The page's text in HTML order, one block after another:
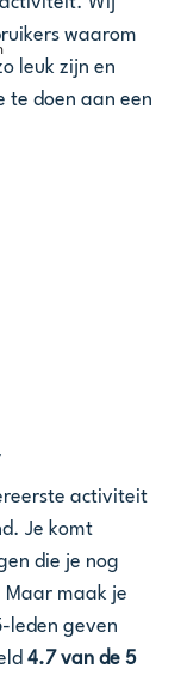
waarom
leuk zijn en
te doen aan een
activiteit
Je komt
die je nog
maak je
leden geven
4.7 van de 5